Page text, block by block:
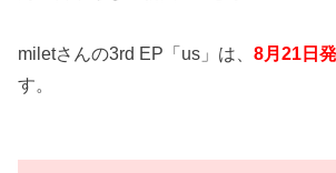
miletさんの3rd EP「us」は、8月21日
す。